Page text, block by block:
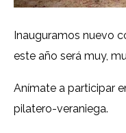
Inauguramos nuevo
este año será muy,
Anímate a participar
pilatero-veraniega.